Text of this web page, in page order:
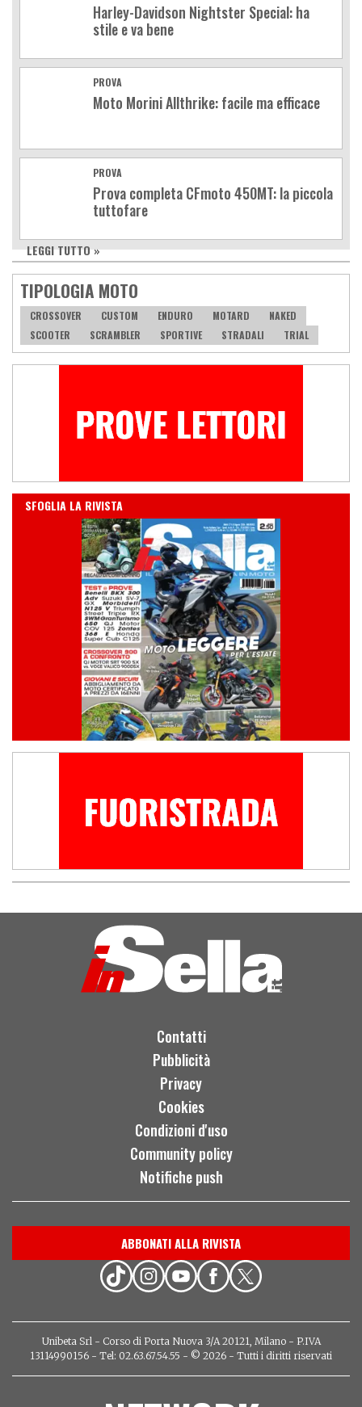
Harley-Davidson Nightster Special: ha
stile e va bene
PROVA
Moto Morini Allthrike: facile ma efficace
PROVA
Prova completa CFmoto 450MT: la piccola
tuttofare
LEGGI TUTTO »
TIPOLOGIA MOTO
CROSSOVER CUSTOM ENDURO MOTARD
NAKED
SCOOTER
SCRAMBLER SPORTIVE STRADALI TRIAL
IN EDICOLA
SFOGLIA LA RIVISTA
Contatti
Pubblicità
Privacy
Cookies
Condizioni d'uso
Community policy
Notifiche push
ABBONATI ALLA RIVISTA
Unibeta Srl - Corso di Porta Nuova 3/A 20121, Milano - P.IVA
13114990156 - Tel: 02.63.67.54.55 - © 2026 - Tutti i diritti riservati